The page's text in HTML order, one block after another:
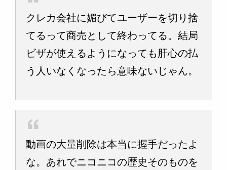
クレカ会社に媚びてユーザーを切り捨
てるって商売として終わってる。結局
ビザが使えるようになっても肝心の払
う人いなくなったら意味ないじゃん。
動画の大量削除は本当に握手だったよ
な。あれでニコニコの歴史そのものを